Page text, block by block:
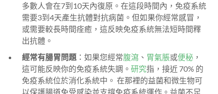
多數人會在7到10天內復原。在這段時間內，免疫系統
需要3到4天產生抗體對抗病菌。但如果你經常感冒，
或需要較長時間痊癒，這反映免疫系統無法短時間釋
出抗體。
經常有腸胃問題 ：如果您經常腹瀉 、 胃氣脹或便秘 ，
這可能反映你的免疫系統失調。 研究指，接近 70% 的
免疫系統位於消化系統中。 在那裡的益菌和微生物可
以保護腸道免受感染並支撐免疫系統運作。益菌不足